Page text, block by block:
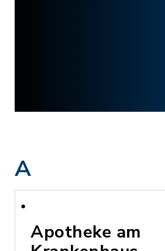
A
Apotheke am